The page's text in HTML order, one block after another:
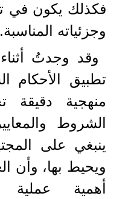
فكذلك يكون في
وجزئياته المناسبة.
وقد وجدتُ
تطبيق الأحكام
منهجية
الشروط
ينبغي على
ويحيط بها، وأن
أهمية عملية